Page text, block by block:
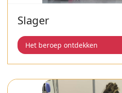
Slager
Het beroep ontdekken